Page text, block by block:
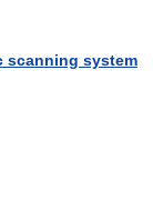
scanning system